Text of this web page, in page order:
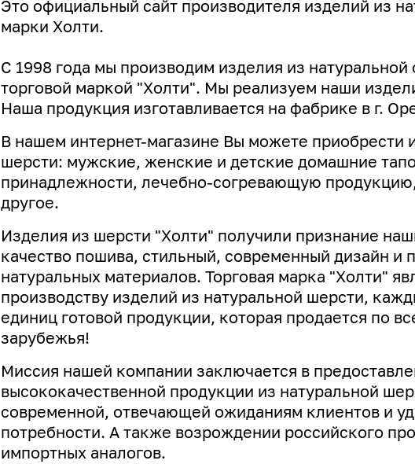
Это официальный сайт производителя изделий из
марки Холти.
С 1998 года мы производим изделия из
торговой маркой "Холти". Мы реализуем наши
Наша продукция изготавливается на фабрике в г.
В нашем интернет-магазине Вы можете приобрести
шерсти: мужские, женские и детские домашние
принадлежности, лечебно-согревающую
другое.
Изделия из шерсти "Холти" получили признание
качество пошива, стильный, современный дизайн и
натуральных материалов. Торговая марка "Холти"
производству изделий из натуральной шерсти,
единиц готовой продукции, которая продается по
зарубежья!
Миссия нашей компании заключается в
высококачественной продукции из натуральной
современной, отвечающей ожиданиям клиентов и
потребности. А также возрождении российского
импортных аналогов.